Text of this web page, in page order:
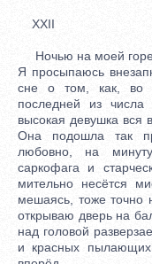
XXII
Ночью на моей горе
Я просыпаюсь
сне о том, как, во
последней из числа
высокая девушка вся
Она подошла так
любовно, на
саркофага и
мительно несётся
мешаясь, тоже точно
открываю дверь на
над головой
и красных пылающих